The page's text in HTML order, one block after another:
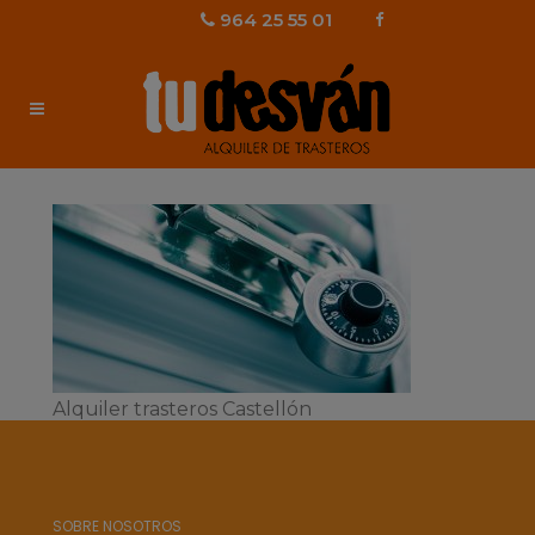
964 25 55 01
Alquiler trasteros Castellón
SOBRE NOSOTROS